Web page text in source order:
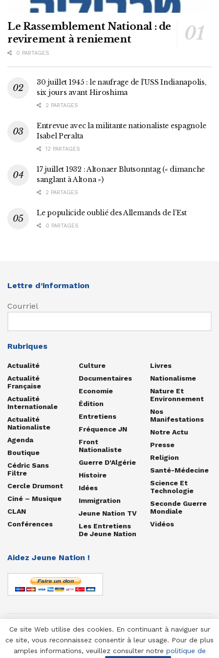
Le Rassemblement National : de
revirement à reniement
0 PARTAGES
30 juillet 1945 : le naufrage de l’USS Indianapolis,
six jours avant Hiroshima
2 PARTAGES
Entrevue avec la militante nationaliste espagnole
Isabel Peralta
12 PARTAGES
17 juillet 1932 : Altonaer Blutsonntag (« dimanche
sanglant à Altona »)
2 PARTAGES
Le populicide oublié des Allemands de l’Est
0 PARTAGES
Lettre d’information
Courriel
Rubriques
Actualité
Actualité
Française
Actualité
Internationale
Actualité
Nationaliste
Agenda
Boutique
Cédric Sans
Filtre
Cercle Drumont
Ciné – Musique
CLAN
Conférences
Culture
Documentaires
Economie
Édition
Entretiens
Fréquence JN
Front
Nationaliste
Guerre D'Algérie
Histoire
Idées
Immigration
Jeune Nation TV
Les Entretiens
De Jeune Nation
Livres
Nationalisme
Nature Et
Environnement
Nos
Manifestations
Notre Actu
Presse
Religion
Santé-Médecine
Science Et
Technologie
Seconde Guerre
Mondiale
Vidéos
Aidez Jeune Nation !
© 1958-2025 Jeune Nation
Ce site Web utilise des cookies. En continuant à naviguer sur
ce site, vous reconnaissez consentir à leur usage. Pour de plus
amples informations, veuillez consulter notre politique de